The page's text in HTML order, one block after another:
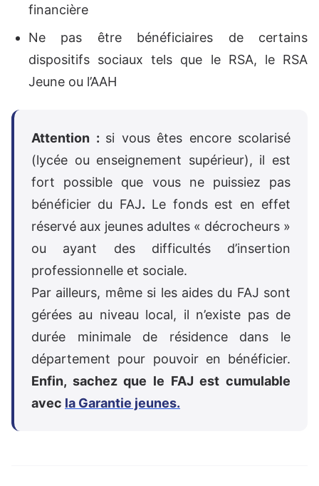
financière
Ne pas être bénéficiaires de certains
dispositifs sociaux tels que le RSA, le RSA
Jeune ou l’AAH
Attention : si vous êtes encore scolarisé
(lycée ou enseignement supérieur), il est
fort possible que vous ne puissiez pas
bénéficier du FAJ. Le fonds est en effet
réservé aux jeunes adultes « décrocheurs »
ou ayant des difficultés d’insertion
professionnelle et sociale.
Par ailleurs, même si les aides du FAJ sont
gérées au niveau local, il n’existe pas de
durée minimale de résidence dans le
département pour pouvoir en bénéficier.
Enfin, sachez que le FAJ est cumulable
avec la Garantie jeunes.